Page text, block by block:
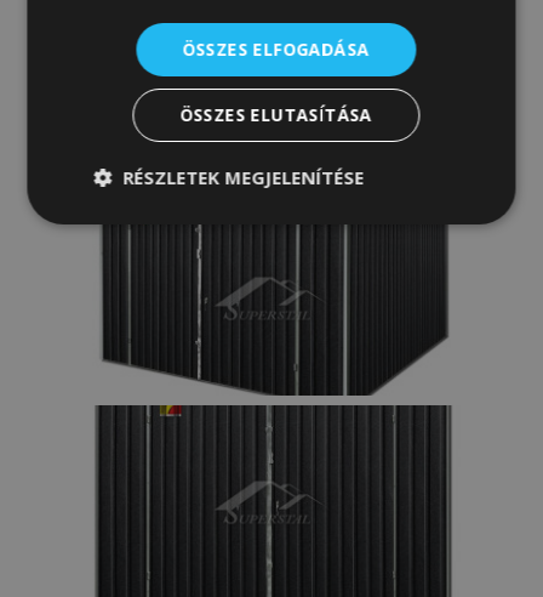
ÖSSZES ELFOGADÁSA
ÖSSZES ELUTASÍTÁSA
RÉSZLETEK MEGJELENÍTÉSE
Elengedhetetlenül
szükséges
Teljesítmény
Célzás
Besorolatlan